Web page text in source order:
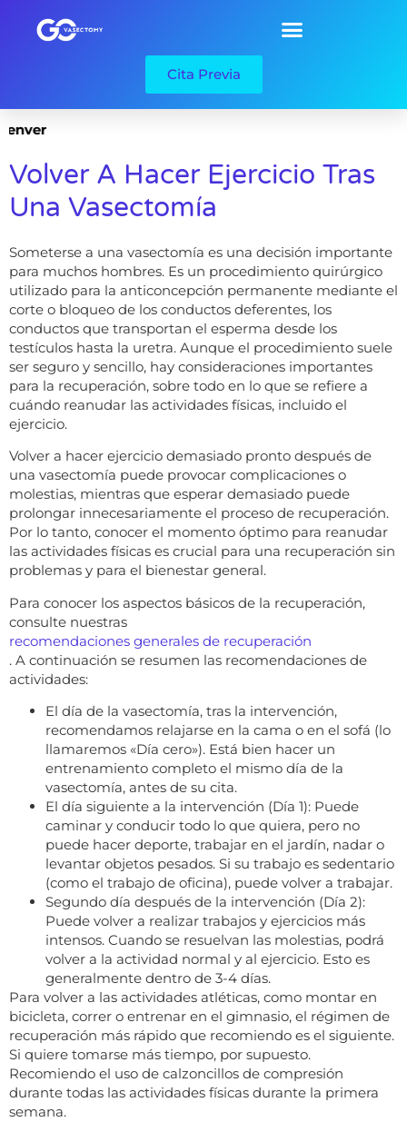
Cita Previa
Volver A Hacer Ejercicio Tras
Una Vasectomía
Someterse a una vasectomía es una decisión importante
para muchos hombres. Es un procedimiento quirúrgico
utilizado para la anticoncepción permanente mediante el
corte o bloqueo de los conductos deferentes, los
conductos que transportan el esperma desde los
testículos hasta la uretra. Aunque el procedimiento suele
ser seguro y sencillo, hay consideraciones importantes
para la recuperación, sobre todo en lo que se refiere a
cuándo reanudar las actividades físicas, incluido el
ejercicio.
Volver a hacer ejercicio demasiado pronto después de
una vasectomía puede provocar complicaciones o
molestias, mientras que esperar demasiado puede
prolongar innecesariamente el proceso de recuperación.
Por lo tanto, conocer el momento óptimo para reanudar
las actividades físicas es crucial para una recuperación sin
problemas y para el bienestar general.
Para conocer los aspectos básicos de la recuperación,
consulte nuestras
recomendaciones generales de recuperación
. A continuación se resumen las recomendaciones de
actividades:
El día de la vasectomía, tras la intervención,
recomendamos relajarse en la cama o en el sofá (lo
llamaremos «Día cero»). Está bien hacer un
entrenamiento completo el mismo día de la
vasectomía, antes de su cita.
El día siguiente a la intervención (Día 1): Puede
caminar y conducir todo lo que quiera, pero no
puede hacer deporte, trabajar en el jardín, nadar o
levantar objetos pesados. Si su trabajo es sedentario
(como el trabajo de oficina), puede volver a trabajar.
Segundo día después de la intervención (Día 2):
Puede volver a realizar trabajos y ejercicios más
intensos. Cuando se resuelvan las molestias, podrá
volver a la actividad normal y al ejercicio. Esto es
generalmente dentro de 3-4 días.
Para volver a las actividades atléticas, como montar en
bicicleta, correr o entrenar en el gimnasio, el régimen de
recuperación más rápido que recomiendo es el siguiente.
Si quiere tomarse más tiempo, por supuesto.
Recomiendo el uso de calzoncillos de compresión
durante todas las actividades físicas durante la primera
semana.